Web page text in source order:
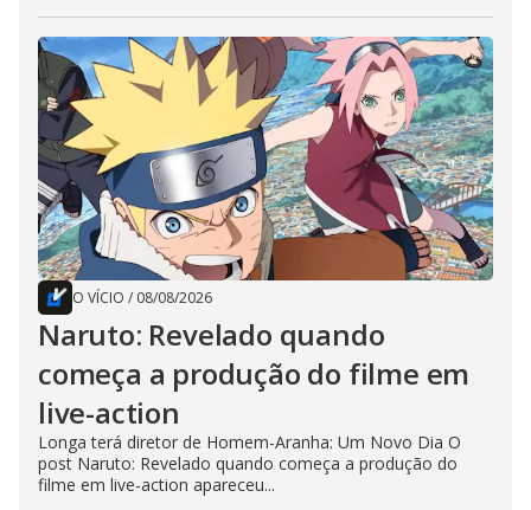
O VÍCIO / 08/08/2026
Naruto: Revelado quando
começa a produção do filme em
live-action
Longa terá diretor de Homem-Aranha: Um Novo Dia O
post Naruto: Revelado quando começa a produção do
filme em live-action apareceu...